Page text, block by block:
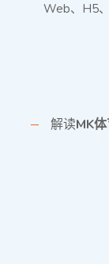
Web、H5
解读MK